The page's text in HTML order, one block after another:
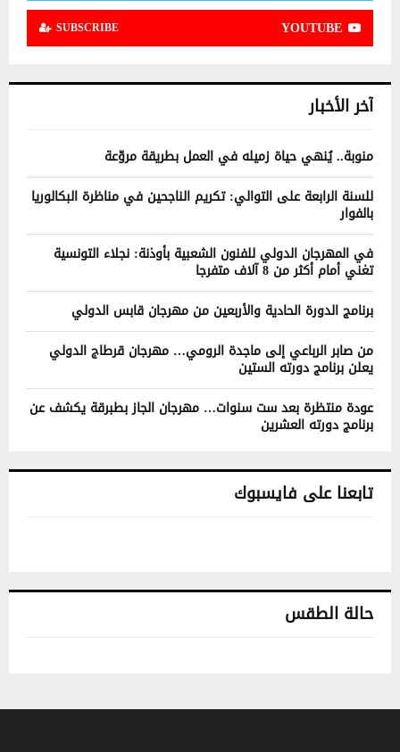
YOUTUBE
SUBSCRIBE
آخر الأخبار
منوبة.. يُنهي حياة زميله في العمل بطريقة مروّعة
للسنة الرابعة على التوالي: تكريم الناجحين في مناظرة البكالوريا
بالفوار
في المهرجان الدولي للفنون الشعبية بأوذنة: نجلاء التونسية
تغني أمام أكثر من 8 آلاف متفرجا
برنامج الدورة الحادية والأربعين من مهرجان قابس الدولي
من صابر الرباعي إلى ماجدة الرومي… مهرجان قرطاج الدولي
يعلن برنامج دورته الستين
عودة منتظرة بعد ست سنوات… مهرجان الجاز بطبرقة يكشف عن
برنامج دورته العشرين
تابعنا على فايسبوك
حالة الطقس